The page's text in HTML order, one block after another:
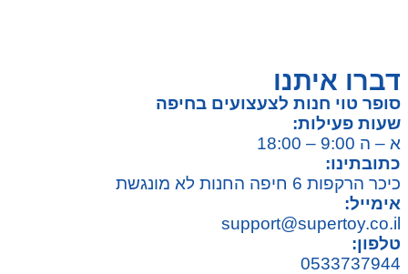
דברו איתנו
סופר טוי חנות לצעצועים בחיפה
שעות פעילות:
א – ה 9:00 – 18:00
כתובתינו:
כיכר הרקפות 6 חיפה החנות לא מונגשת
אימייל:
support@supertoy.co.il
טלפון:
0533737944